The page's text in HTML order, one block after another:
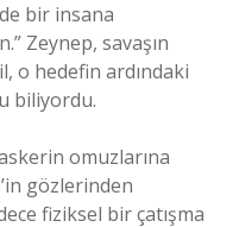
bir insana
Zeynep, savaşın
o hedefin ardındaki
biliyordu.
omuzlarına
gözlerinden
fiziksel bir çatışma